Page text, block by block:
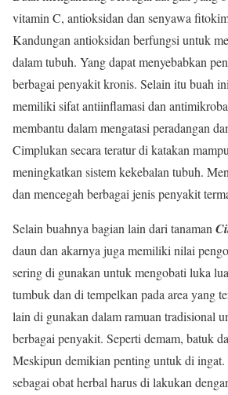
vitamin C, antioksidan dan senyawa
Kandungan antioksidan berfungsi untuk
dalam tubuh. Yang dapat menyebabkan
berbagai penyakit kronis. Selain itu buah
memiliki sifat antiinflamasi dan
membantu dalam mengatasi peradangan
Cimplukan secara teratur di katakan
meningkatkan sistem kekebalan tubuh.
dan mencegah berbagai jenis penyakit
Selain buahnya bagian lain dari tanaman
daun dan akarnya juga memiliki nilai
sering di gunakan untuk mengobati luka
tumbuk dan di tempelkan pada area yang
lain di gunakan dalam ramuan tradisional
berbagai penyakit. Seperti demam, batuk
Meskipun demikian penting untuk di ingat.
sebagai obat herbal harus di lakukan